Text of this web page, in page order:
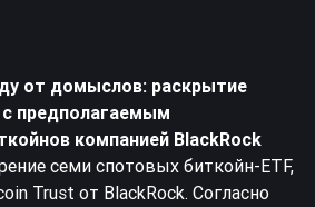
от домыслов: раскрытие
с предполагаемым
компанией BlackRock
семи спотовых биткойн-ETF,
Trust от BlackRock. Согласно